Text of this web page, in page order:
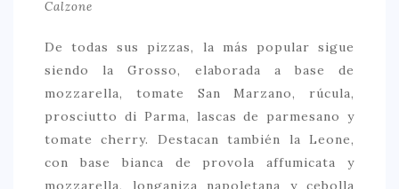
Calzone
De todas sus pizzas, la más popular sigue
siendo la Grosso, elaborada a base de
mozzarella, tomate San Marzano, rúcula,
prosciutto di Parma, lascas de parmesano y
tomate cherry. Destacan también la Leone,
con base bianca de provola affumicata y
mozzarella, longaniza napoletana y cebolla